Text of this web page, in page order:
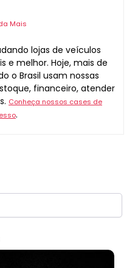
Mais
lojas de veículos
e melhor. Hoje, mais de
o Brasil usam nossas
financeiro, atender
Conheça nossos cases de
.